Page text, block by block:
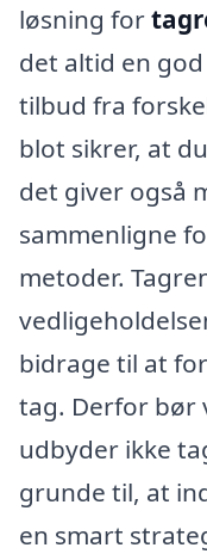
løsning for
det altid en
tilbud fra
blot sikrer, at
det giver også
sammenligne
metoder.
bidrage til at
tag. Derfor bør
udbyder ikke
grunde til, at
en smart